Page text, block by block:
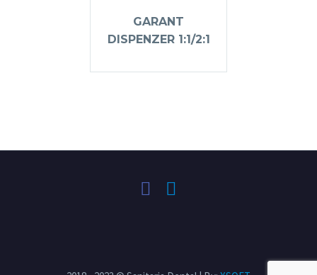
GARANT
DISPENZER 1:1/2:1